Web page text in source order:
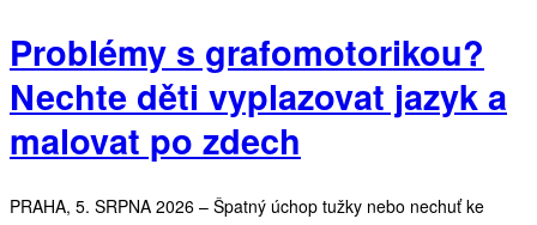
Problémy s grafomotorikou?
Nechte děti vyplazovat jazyk a
malovat po zdech
PRAHA, 5. SRPNA 2026 – Špatný úchop tužky nebo nechuť ke